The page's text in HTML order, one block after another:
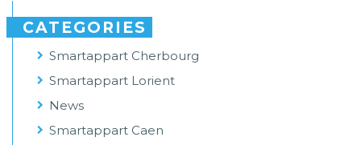
CATEGORIES
Smartappart Cherbourg
Smartappart Lorient
News
Smartappart Caen